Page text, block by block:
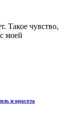
Такое чувство,
моей
и красота